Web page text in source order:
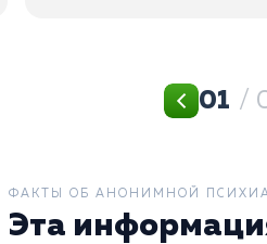
01 /
ФАКТЫ ОБ АНОНИМНОЙ
Эта